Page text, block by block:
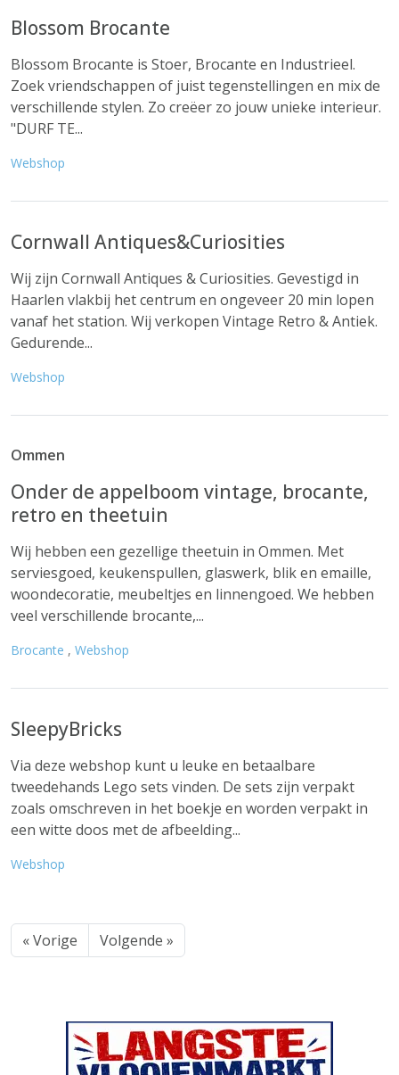
Blossom Brocante
Blossom Brocante is Stoer, Brocante en Industrieel.
Zoek vriendschappen of juist tegenstellingen en mix de
verschillende stylen. Zo creëer zo jouw unieke interieur.
"DURF TE...
Webshop
Cornwall Antiques&Curiosities
Wij zijn Cornwall Antiques & Curiosities. Gevestigd in
Haarlen vlakbij het centrum en ongeveer 20 min lopen
vanaf het station. Wij verkopen Vintage Retro & Antiek.
Gedurende...
Webshop
Ommen
Onder de appelboom vintage, brocante,
retro en theetuin
Wij hebben een gezellige theetuin in Ommen. Met
serviesgoed, keukenspullen, glaswerk, blik en emaille,
woondecoratie, meubeltjes en linnengoed. We hebben
veel verschillende brocante,...
Brocante , Webshop
SleepyBricks
Via deze webshop kunt u leuke en betaalbare
tweedehands Lego sets vinden. De sets zijn verpakt
zoals omschreven in het boekje en worden verpakt in
een witte doos met de afbeelding...
Webshop
« Vorige Volgende »